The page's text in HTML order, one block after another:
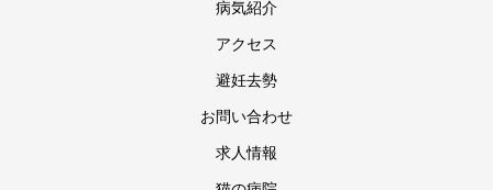
病気紹介
アクセス
避妊去勢
お問い合わせ
求人情報